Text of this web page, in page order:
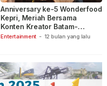
Entertainment - 12 bulan yang lalu
Anniversary ke-5 Wonderfood
Kepri, Meriah Bersama
Konten Kreator Batam-
Tanjungpinang